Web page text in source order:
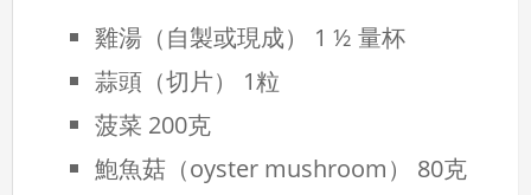
雞湯（自製或現成） 1 ½ 量杯
蒜頭（切片） 1粒
菠菜 200克
鮑魚菇（oyster mushroom） 80克